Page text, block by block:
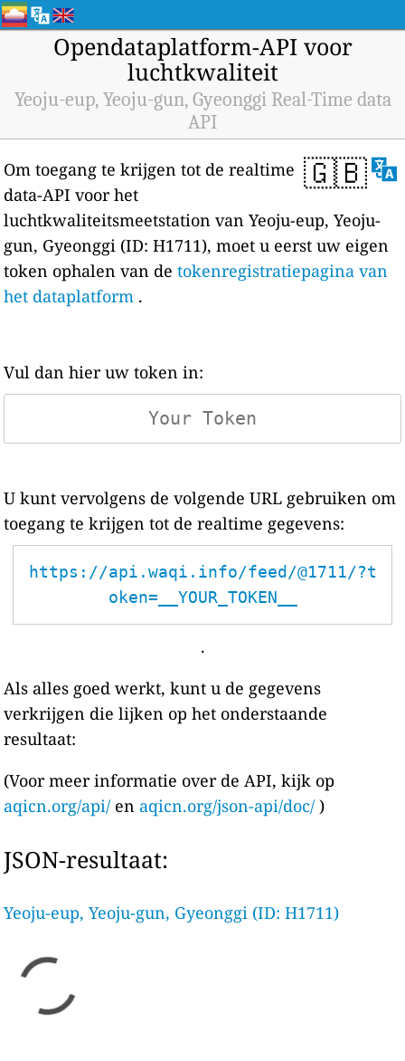
Opendataplatform-API voor
luchtkwaliteit
Yeoju-eup, Yeoju-gun, Gyeonggi Real-Time data
API
🇬🇧
Om toegang te krijgen tot de realtime
data-API voor het
luchtkwaliteitsmeetstation van Yeoju-eup, Yeoju-
gun, Gyeonggi (ID: H1711), moet u eerst uw eigen
token ophalen van detokenregistratiepagina van
het dataplatform .
Vul dan hier uw token in:
U kunt vervolgens de volgende URL gebruiken om
toegang te krijgen tot de realtime gegevens:
https://api.waqi.info/feed/@1711/?t
oken=__YOUR_TOKEN__
.
Als alles goed werkt, kunt u de gegevens
verkrijgen die lijken op het onderstaande
resultaat:
(Voor meer informatie over de API, kijk op
aqicn.org/api/ en aqicn.org/json-api/doc/ )
JSON-resultaat:
Yeoju-eup, Yeoju-gun, Gyeonggi (ID: H1711)